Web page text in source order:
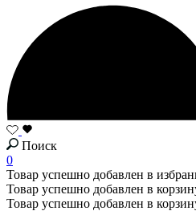
Поиск
0
Товар успешно добавлен в
Товар успешно добавлен в
Товар успешно добавлен в